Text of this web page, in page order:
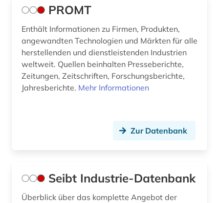
PROMT
Enthält Informationen zu Firmen, Produkten,
angewandten Technologien und Märkten für alle
herstellenden und dienstleistenden Industrien
weltweit. Quellen beinhalten Presseberichte,
Zeitungen, Zeitschriften, Forschungsberichte,
Jahresberichte. Mehr Informationen
Zur Datenbank
Seibt Industrie-Datenbank
Überblick über das komplette Angebot der